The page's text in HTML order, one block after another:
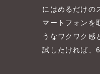
にはめるだけの
マートフォンを
うなワクワク感
試したければ、